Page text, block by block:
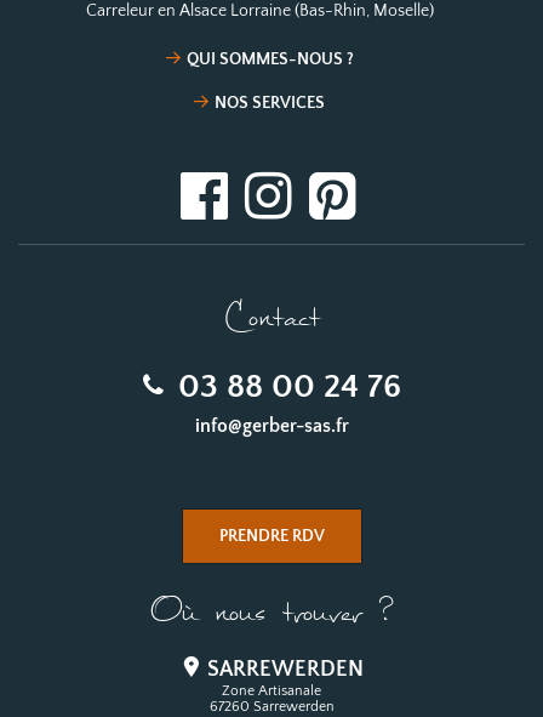
Carreleur en Alsace Lorraine (Bas-Rhin, Moselle)
QUI SOMMES-NOUS ?
NOS SERVICES
Contact
03 88 00 24 76
info@gerber-sas.fr
PRENDRE RDV
Où nous trouver ?
SARREWERDEN
Zone Artisanale
67260 Sarrewerden